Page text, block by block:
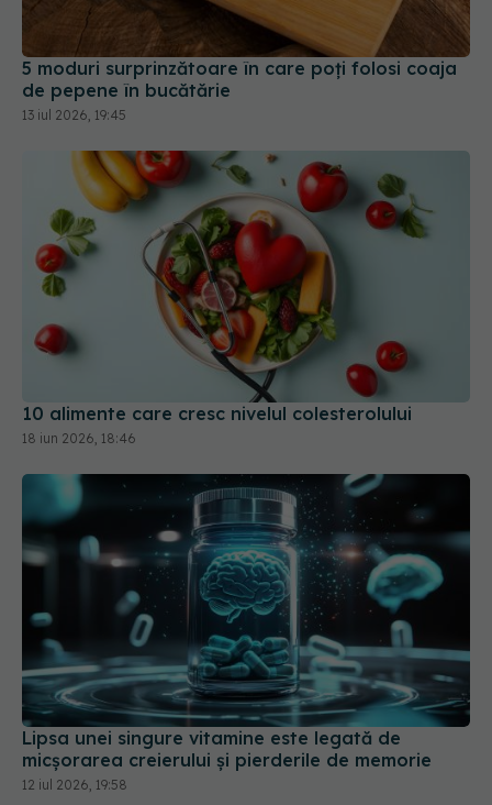
13 iul 2026, 19:45
10 alimente care cresc nivelul colesterolului
18 iun 2026, 18:46
Lipsa unei singure vitamine este legată de
micșorarea creierului și pierderile de memorie
12 iul 2026, 19:58